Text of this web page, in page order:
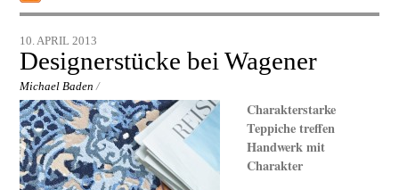
10. APRIL 2013
Designerstücke bei Wagener
Michael Baden /
Charakterstarke
Teppiche treffen
Handwerk mit
Charakter